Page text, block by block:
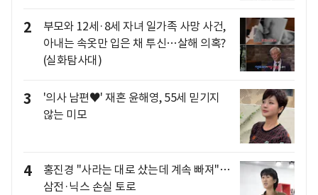
2
부모와 12세·8세 자녀 일가족 사망 사건,
아내는 속옷만 입은 채 투신…살해 의혹?
(실화탐사대)
3
'의사 남편♥' 재혼 윤해영, 55세 믿기지
않는 미모
4
홍진경 "사라는 대로 샀는데 계속 빠져"…
삼전·닉스 손실 토로